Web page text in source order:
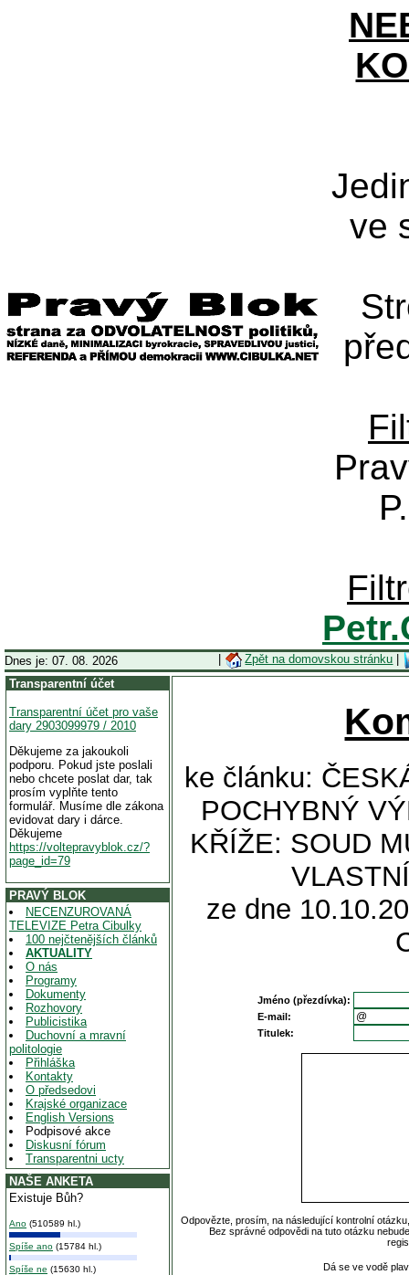
ve
Dnes je: 07. 08. 2026 Zpět na domovskou stránku
Transparentní účet
Transparentní účet pro vaše
dary 2903099979 / 2010
Děkujeme za jakoukoli
podporu. Pokud jste poslali
nebo chcete poslat dar, tak
prosím vyplňte tento
formulář. Musíme dle zákona
evidovat dary i dárce.
Děkujeme
https://voltepravyblok.cz/?
page_id=79
PRAVÝ BLOK
NECENZUROVANÁ
TELEVIZE Petra Cibulky
100 nejčtenějších článků
AKTUALITY
O nás
Programy
Dokumenty
Rozhovory
Publicistika
Duchovní a mravní
politologie
Přihláška
Kontakty
O předsedovi
Krajské organizace
English Versions
Podpisové akce
Diskusní fórum
Transparentni ucty
NAŠE ANKETA
Existuje Bůh?
Ano (510589 hl.)
Spíše ano (15784 hl.)
Spíše ne (15630 hl.)
ke článku:
POCHYBNÝ
KŘÍŽE: SOUD
ze dne
Jméno (přezdívka):
E-mail:
Titulek:
Odpovězte, prosím, na následující kontrolní
Bez správné odpovědi na tuto otázku
Dá se ve vodě